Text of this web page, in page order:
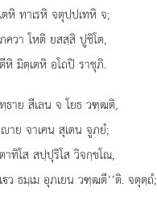
หิ ทาเรหิ จตุปฺปเทหิ จ;
ควา โหติ ยสสฺสิ ปูชิโต,
หิ มิตฺเตหิ อโถปิ ราชุภิ.
ทฺธาย สีเลน จ โยธ วฑฺฒติ,
าย จาเคน สุเตน จูภยํ;
ตาทิโส สปฺปุริโส วิจกฺขโณ,
ว ธมฺเม อุภเยน วฑฺฒตี’’ติ. จตุตฺถํ;